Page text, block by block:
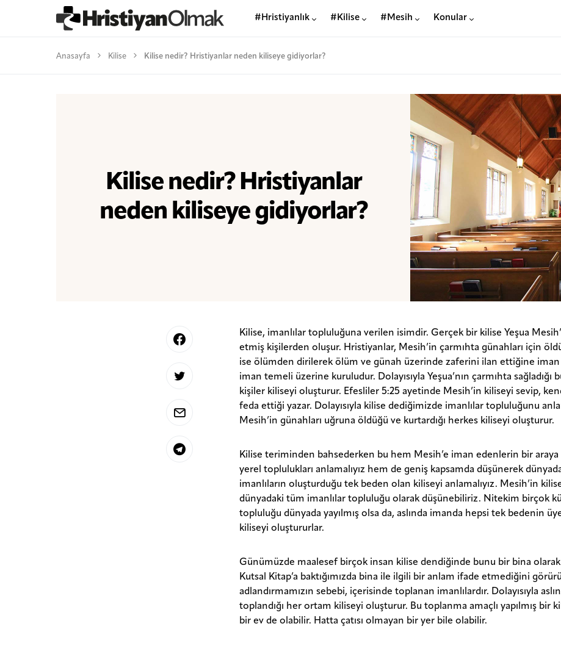
#Hristiyanlık #Kilise #Mesih Konular
Anasayfa Kilise Kilise nedir? Hristiyanlar neden kiliseye gidiyorlar?
Kilise nedir? Hristiyanlar
neden kiliseye gidiyorlar?
Kilise, imanlılar topluluğuna verilen isimdir. Gerçek bir kilise Yeşua
etmiş kişilerden oluşur. Hristiyanlar, Mesih’in çarmıhta günahları için
ise ölümden dirilerek ölüm ve günah üzerinde zaferini ilan ettiğine iman
iman temeli üzerine kuruludur. Dolayısıyla Yeşua’nın çarmıhta sağladığı
kişiler kiliseyi oluşturur. Efesliler 5:25 ayetinde Mesih’in kiliseyi sevip,
feda ettiği yazar. Dolayısıyla kilise dediğimizde imanlılar topluluğunu
Mesih’in günahları uğruna öldüğü ve kurtardığı herkes kiliseyi oluşturur.
Kilise teriminden bahsederken bu hem Mesih’e iman edenlerin bir
yerel toplulukları anlamalıyız hem de geniş kapsamda düşünerek
imanlıların oluşturduğu tek beden olan kiliseyi anlamalıyız. Mesih’in
dünyadaki tüm imanlılar topluluğu olarak düşünebiliriz. Nitekim birçok
topluluğu dünyada yayılmış olsa da, aslında imanda hepsi tek bedenin
kiliseyi oluştururlar.
Günümüzde maalesef birçok insan kilise dendiğinde bunu bir bina olarak
Kutsal Kitap’a baktığımızda bina ile ilgili bir anlam ifade etmediğini
adlandırmamızın sebebi, içerisinde toplanan imanlılardır. Dolayısıyla
toplandığı her ortam kiliseyi oluşturur. Bu toplanma amaçlı yapılmış bir
bir ev de olabilir. Hatta çatısı olmayan bir yer bile olabilir.